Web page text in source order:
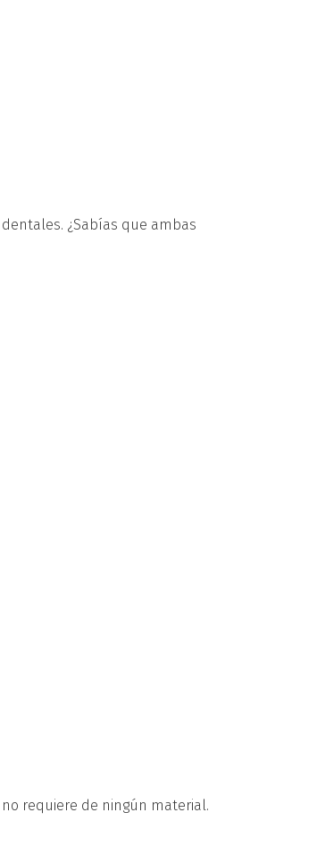
¿Sabías que ambas
requiere de ningún material.